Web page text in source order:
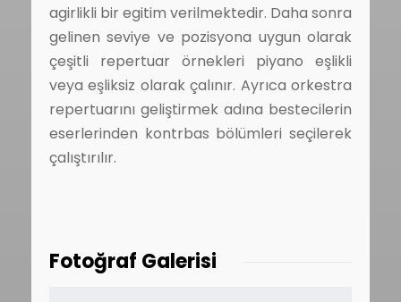
agirlikli bir egitim verilmektedir. Daha sonra
gelinen seviye ve pozisyona uygun olarak
çeşitli repertuar örnekleri piyano eşlikli
veya eşliksiz olarak çalınır. Ayrıca orkestra
repertuarını geliştirmek adına bestecilerin
eserlerinden kontrbas bölümleri seçilerek
çalıştırılır.
Fotoğraf Galerisi